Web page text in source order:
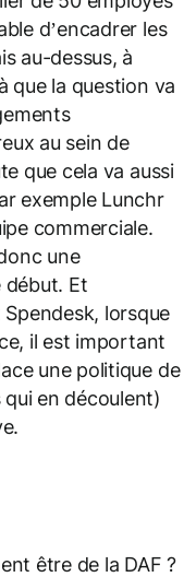
d’encadrer les
au-dessus, à
que la question va
au sein de
que cela va aussi
exemple Lunchr
commerciale.
une
début. Et
lorsque
il est important
une politique de
en découlent)
être de la DAF ?